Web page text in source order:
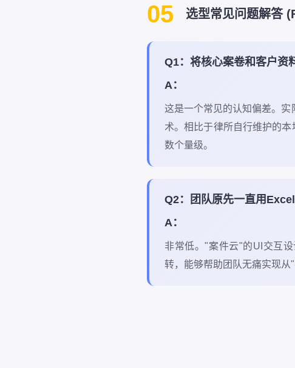
05 选型常见问题解答
Q1：将核心案卷和客户资
A：
这是一个常见的认知偏差。
术。相比于律所自行维护的
数个量级。
Q2：团队原先一直用
A：
非常低。"案件云"的UI交互
转，能够帮助团队无痛实现从